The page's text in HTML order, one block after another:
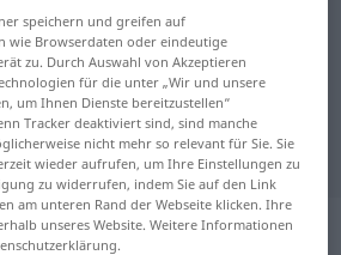
Übersetzung
Übersetzung
: verbe transitif
speichern und greifen auf
wie Browserdaten oder eindeutige
zu. Durch Auswahl von Akzeptieren
für die unter „Wir und unsere
um Ihnen Dienste bereitzustellen“
Tracker deaktiviert sind, sind manche
nicht mehr so relevant für Sie. Sie
wieder aufrufen, um Ihre Einstellungen zu
zu widerrufen, indem Sie auf den Link
am unteren Rand der Webseite klicken. Ihre
unseres Website. Weitere Informationen